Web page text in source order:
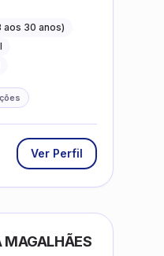
relações e
30 anos)
Ver Perfil
MAGALHÃES